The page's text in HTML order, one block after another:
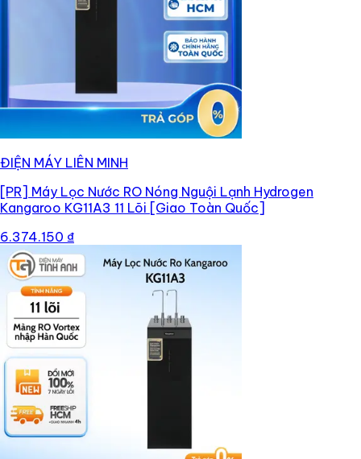
ĐIỆN MÁY LIÊN MINH
[PR] Máy Lọc Nước RO Nóng Nguội Lạnh Hydrogen
Kangaroo KG11A3 11 Lõi [Giao Toàn Quốc]
6.374.150 ₫